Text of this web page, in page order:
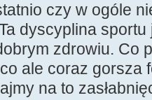
czy w ogóle
dyscyplina
zdrowiu. Co
ale coraz gorsza
na to